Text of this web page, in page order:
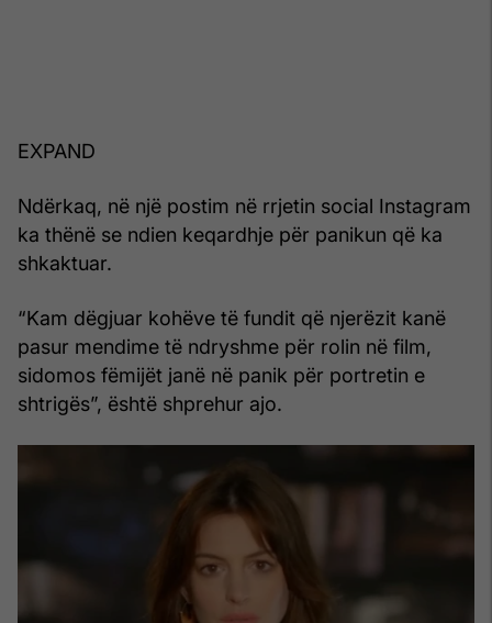
EXPAND
Ndërkaq, në një postim në rrjetin social Instagram
ka thënë se ndien keqardhje për panikun që ka
shkaktuar.
“Kam dëgjuar kohëve të fundit që njerëzit kanë
pasur mendime të ndryshme për rolin në film,
sidomos fëmijët janë në panik për portretin e
shtrigës”, është shprehur ajo.